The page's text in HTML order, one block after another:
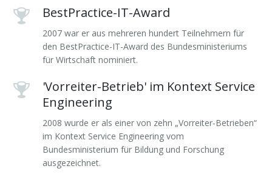
Keynote Speaker
Presseberichte
BestPractice-IT-Award
2007 war er aus mehreren hundert Teilnehmern für
den BestPractice-IT-Award des Bundesministeriums
für Wirtschaft nominiert.
'Vorreiter-Betrieb' im Kontext Service
Engineering
2008 wurde er als einer von zehn „Vorreiter-Betrieben“
im Kontext Service Engineering vom
Bundesministerium für Bildung und Forschung
ausgezeichnet.